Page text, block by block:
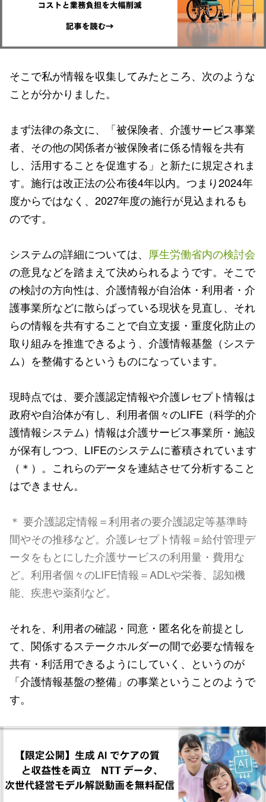
そこで私が情報を収集してみたところ、次のような
ことが分かりました。
まず法律の条文に、「被保険者、介護サービス事業
者、その他の関係者が被保険者に係る情報を共有
し、活用することを促進する」と新たに規定されま
す。施行は改正法の公布後4年以内。つまり2024年
度からではなく、2027年度の施行が見込まれるも
のです。
システムの詳細については、 厚生労働省内の検討会
の意見などを踏まえて決められるようです。そこで
の検討の方向性は、介護情報が自治体・利用者・介
護事業所などに散らばっている現状を見直し、それ
らの情報を共有することで自立支援・重度化防止の
取り組みを推進できるよう、介護情報基盤（システ
ム）を整備するというものになっています。
現時点では、要介護認定情報や介護レセプト情報は
政府や自治体が有し、利用者個々のLIFE（科学的介
護情報システム）情報は介護サービス事業所・施設
が保有しつつ、LIFEのシステムに蓄積されています
（＊）。これらのデータを連結させて分析すること
はできません。
＊ 要介護認定情報＝利用者の要介護認定等基準時
間やその推移など。介護レセプト情報＝給付管理デ
ータをもとにした介護サービスの利用量・費用な
ど。利用者個々のLIFE情報＝ADLや栄養、認知機
能、疾患や薬剤など。
それを、利用者の確認・同意・匿名化を前提とし
て、関係するステークホルダーの間で必要な情報を
共有・利活用できるようにしていく、というのが
「介護情報基盤の整備」の事業ということのようで
す。